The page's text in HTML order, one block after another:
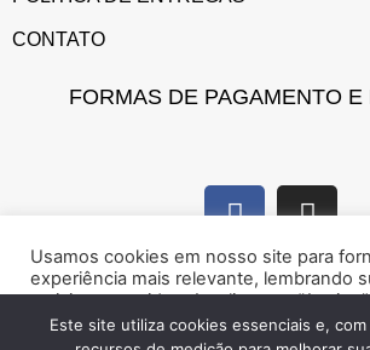
CONTATO
FORMAS DE PAGAMENTO E
Usamos cookies em nosso site para
experiência mais relevante, lembrando
e visitas repetidas. Ao clicar em
utilização de cookies.
Este site utiliza cookies essenciais e,